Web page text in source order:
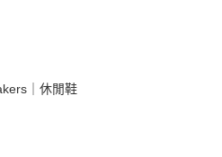
｜休閒鞋